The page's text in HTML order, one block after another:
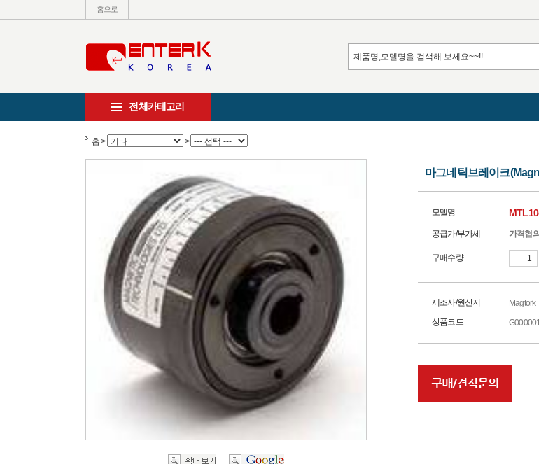
홈으로
전체카테고리
홈> >
마그네틱브레이크
모델명
공급가/부가세 가격협의
구매수량
제조사/원산지
Magtork
상품코드